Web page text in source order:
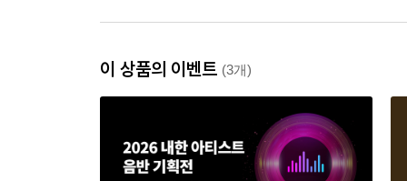
이 상품의 이벤트 (3개)